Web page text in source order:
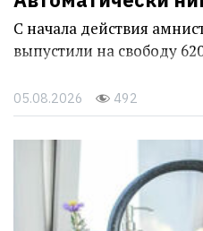
С начала действия
выпустили на свободу
05.08.2026 492